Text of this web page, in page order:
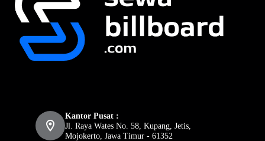
Kantor Pusat :
Jl. Raya Wates No. 58, Kupang, Jetis,
Mojokerto, Jawa Timur - 61352